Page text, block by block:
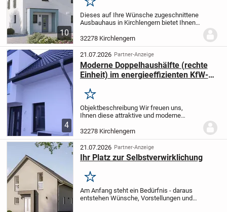
10
Merken
Dieses auf Ihre Wünsche zugeschnittene
Ausbauhaus in Kirchlengern bietet Ihnen
Wohnfläche ein ideales Zuhause für die
ganze Familie. Das Projekt sieht vier
Zimmer vor,...
32278 Kirchlengern
4
21.07.2026 Partner-Anzeige
Moderne Doppelhaushälfte (rechte
Einheit) im energieeffizienten KfW-
Merken
Objektbeschreibung Wir freuen uns,
Ihnen diese attraktive und moderne
dürfen. Zum Verkauf steht die rechte
Hausseite, wie auf dem Bild abgebildet.
Das Haus wird...
32278 Kirchlengern
21.07.2026 Partner-Anzeige
Ihr Platz zur Selbstverwirklichung
Merken
Am Anfang steht ein Bedürfnis - daraus
entstehen Wünsche, Vorstellungen und